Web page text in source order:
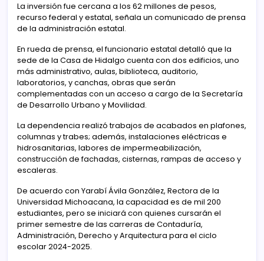
La inversión fue cercana a los 62 millones de pesos,
recurso federal y estatal, señala un comunicado de prensa
de la administración estatal.
En rueda de prensa, el funcionario estatal detalló que la
sede de la Casa de Hidalgo cuenta con dos edificios, uno
más administrativo, aulas, biblioteca, auditorio,
laboratorios, y canchas, obras que serán
complementadas con un acceso a cargo de la Secretaría
de Desarrollo Urbano y Movilidad.
La dependencia realizó trabajos de acabados en plafones,
columnas y trabes; además, instalaciones eléctricas e
hidrosanitarias, labores de impermeabilización,
construcción de fachadas, cisternas, rampas de acceso y
escaleras.
De acuerdo con Yarabí Ávila González, Rectora de la
Universidad Michoacana, la capacidad es de mil 200
estudiantes, pero se iniciará con quienes cursarán el
primer semestre de las carreras de Contaduría,
Administración, Derecho y Arquitectura para el ciclo
escolar 2024-2025.